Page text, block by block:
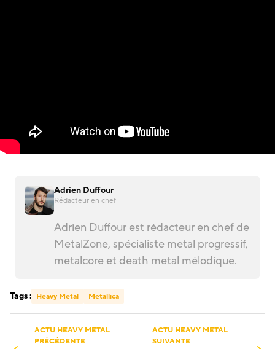
Adrien Duffour
Rédacteur en chef
Adrien Duffour est rédacteur en chef de
MetalZone, spécialiste metal progressif,
metalcore et death metal mélodique.
Tags : Heavy Metal Metallica
ACTU HEAVY METAL
PRÉCÉDENTE
ACTU HEAVY METAL
SUIVANTE